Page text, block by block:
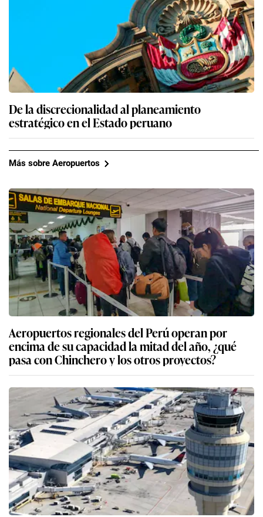
De la discrecionalidad al planeamiento
estratégico en el Estado peruano
Más sobre Aeropuertos
Aeropuertos regionales del Perú operan por
encima de su capacidad la mitad del año, ¿qué
pasa con Chinchero y los otros proyectos?